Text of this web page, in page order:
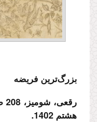
بزرگ‌ترین فریضه
هشتم 1402.